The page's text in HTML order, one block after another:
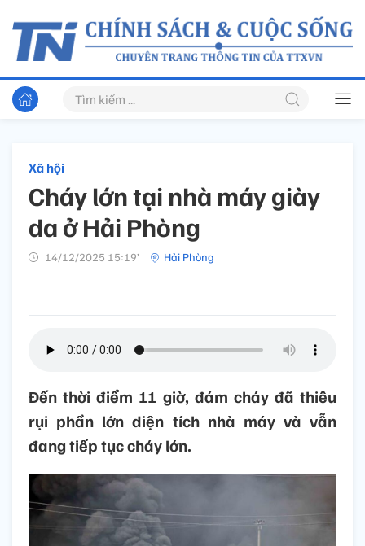
Xã hội
Cháy lớn tại nhà máy giày
da ở Hải Phòng
14/12/2025 15:19’ Hải Phòng
Đến thời điểm 11 giờ, đám cháy đã thiêu
rụi phần lớn diện tích nhà máy và vẫn
đang tiếp tục cháy lớn.